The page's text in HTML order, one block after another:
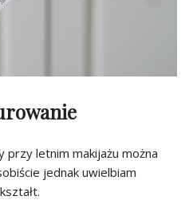
letnim makijażu można
jednak uwielbiam